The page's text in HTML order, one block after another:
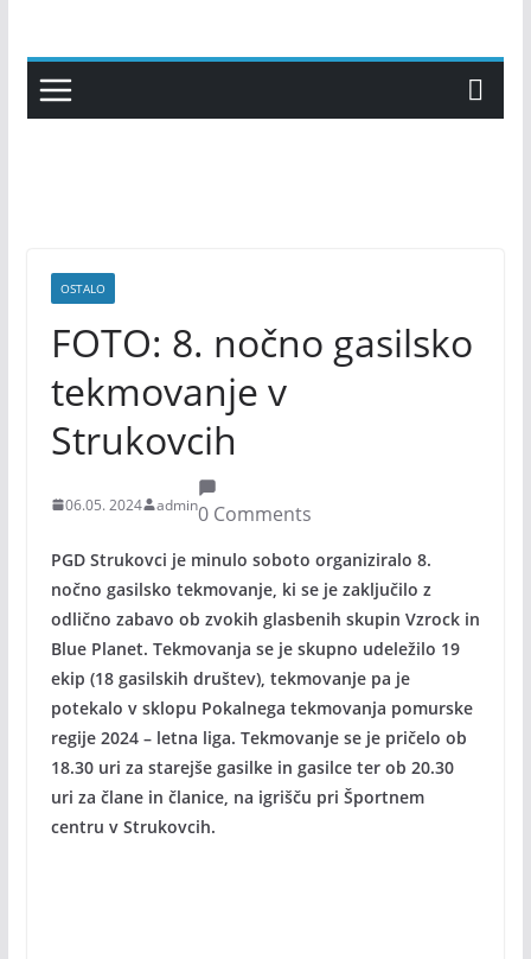
content
OSTALO
FOTO: 8. nočno gasilsko
tekmovanje v
Strukovcih
06.05. 2024 admin0 Comments
PGD Strukovci je minulo soboto organiziralo 8.
nočno gasilsko tekmovanje, ki se je zaključilo z
odlično zabavo ob zvokih glasbenih skupin Vzrock in
Blue Planet. Tekmovanja se je skupno udeležilo 19
ekip (18 gasilskih društev), tekmovanje pa je
potekalo v sklopu Pokalnega tekmovanja pomurske
regije 2024 – letna liga. Tekmovanje se je pričelo ob
18.30 uri za starejše gasilke in gasilce ter ob 20.30
uri za člane in članice, na igrišču pri Športnem
centru v Strukovcih.